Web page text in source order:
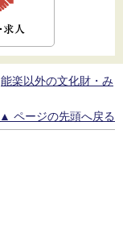
能楽以外の文化財・み
▲ ページの先頭へ戻る